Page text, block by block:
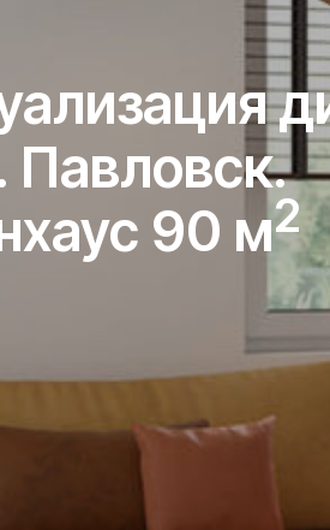
Павловск.
90 м2